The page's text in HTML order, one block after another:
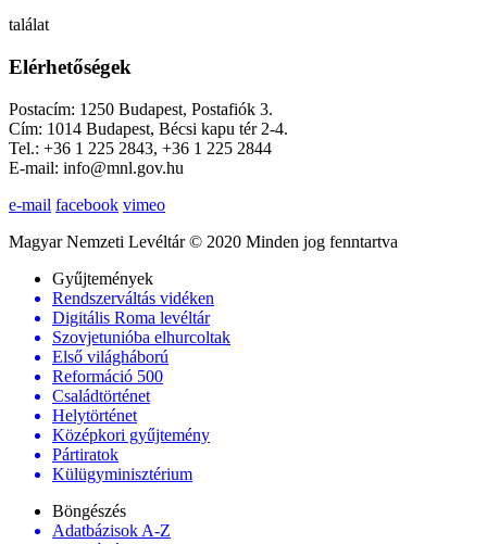
találat
Elérhetőségek
Postacím: 1250 Budapest, Postafiók 3.
Cím: 1014 Budapest, Bécsi kapu tér 2-4.
Tel.: +36 1 225 2843, +36 1 225 2844
E-mail: info@mnl.gov.hu
e-mail facebook vimeo
Magyar Nemzeti Levéltár © 2020 Minden jog fenntartva
Gyűjtemények
Rendszerváltás vidéken
Digitális Roma levéltár
Szovjetunióba elhurcoltak
Első világháború
Reformáció 500
Családtörténet
Helytörténet
Középkori gyűjtemény
Pártiratok
Külügyminisztérium
Böngészés
Adatbázisok A-Z